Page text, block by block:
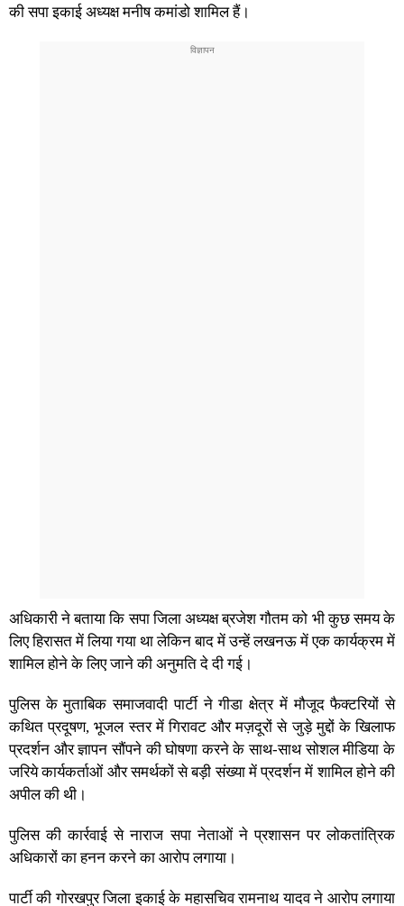
की सपा इकाई अध्यक्ष मनीष कमांडो शामिल हैं।
अधिकारी ने बताया कि सपा जिला अध्यक्ष ब्रजेश गौतम को भी कुछ समय के
लिए हिरासत में लिया गया था लेकिन बाद में उन्हें लखनऊ में एक कार्यक्रम में
शामिल होने के लिए जाने की अनुमति दे दी गई।
पुलिस के मुताबिक समाजवादी पार्टी ने गीडा क्षेत्र में मौजूद फैक्टरियों से
कथित प्रदूषण, भूजल स्तर में गिरावट और मज़दूरों से जुड़े मुद्दों के खिलाफ
प्रदर्शन और ज्ञापन सौंपने की घोषणा करने के साथ-साथ सोशल मीडिया के
जरिये कार्यकर्ताओं और समर्थकों से बड़ी संख्या में प्रदर्शन में शामिल होने की
अपील की थी।
पुलिस की कार्रवाई से नाराज सपा नेताओं ने प्रशासन पर लोकतांत्रिक
अधिकारों का हनन करने का आरोप लगाया।
पार्टी की गोरखपुर जिला इकाई के महासचिव रामनाथ यादव ने आरोप लगाया